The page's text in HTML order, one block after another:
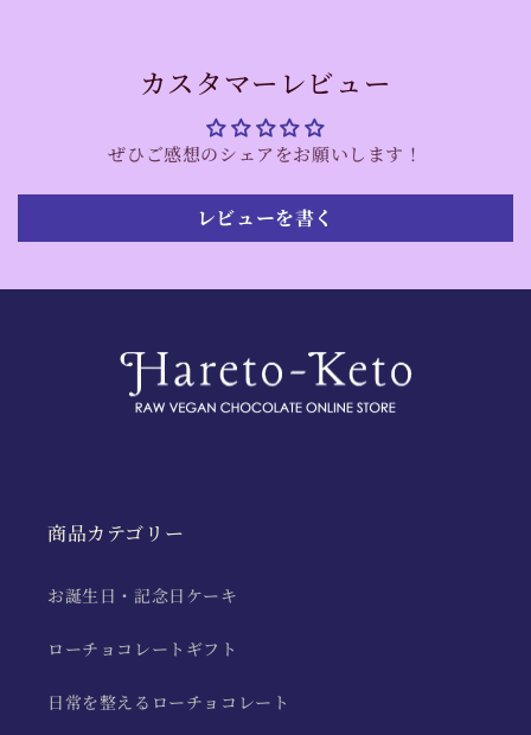
カスタマーレビュー
ぜひご感想のシェアをお願いします！
レビューを書く
商品カテゴリー
お誕生日・記念日ケーキ
ローチョコレートギフト
日常を整えるローチョコレート